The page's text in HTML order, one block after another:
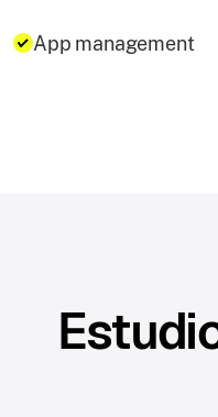
App management